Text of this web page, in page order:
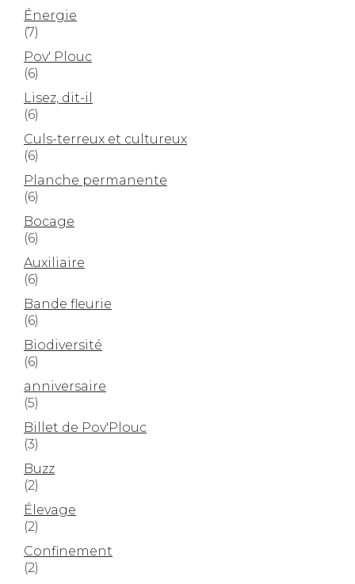
Énergie
(7)
Pov' Plouc
(6)
Lisez, dit-il
(6)
Culs-terreux et cultureux
(6)
Planche permanente
(6)
Bocage
(6)
Auxiliaire
(6)
Bande fleurie
(6)
Biodiversité
(6)
anniversaire
(5)
Billet de Pov'Plouc
(3)
Buzz
(2)
Élevage
(2)
Confinement
(2)